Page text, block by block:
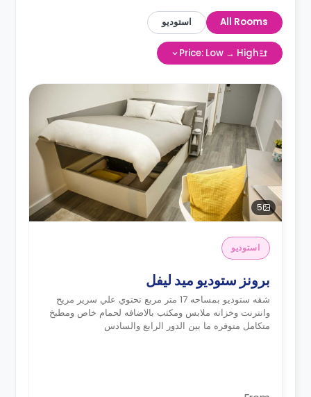
All Rooms استوديو
Price: Low → High
5
استوديو
برونز ستوديو ميد ليفل
شقه ستوديو بمساحه 17 متر مربع تحتوي علي سرير مريح
وانترنت وخزانه ملابس ومكتب بالاضافه لحمام خاص ومطبخ
متكامل متوفره ما بين الدور الرابع والسادس